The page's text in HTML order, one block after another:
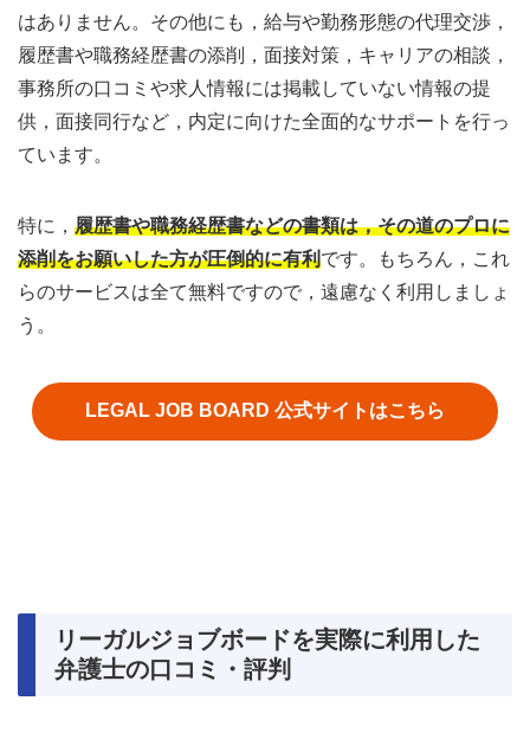
はありません。その他にも，給与や勤務形態の代理交渉，
履歴書や職務経歴書の添削，面接対策，キャリアの相談，
事務所の口コミや求人情報には掲載していない情報の提
供，面接同行など，内定に向けた全面的なサポートを行っ
ています。
特に， 履歴書や職務経歴書などの書類は，その道のプロに
添削をお願いした方が圧倒的に有利です。もちろん，これ
らのサービスは全て無料ですので，遠慮なく利用しましょ
う。
LEGAL JOB BOARD 公式サイトはこちら
リーガルジョブボードを実際に利用した
弁護士の口コミ・評判